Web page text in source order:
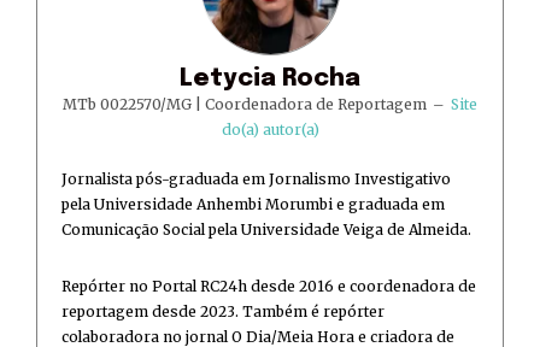
Letycia Rocha
MTb 0022570/MG | Coordenadora de Reportagem – Site
do(a) autor(a)
Jornalista pós-graduada em Jornalismo Investigativo
pela Universidade Anhembi Morumbi e graduada em
Comunicação Social pela Universidade Veiga de Almeida.
Repórter no Portal RC24h desde 2016 e coordenadora de
reportagem desde 2023. Também é repórter
colaboradora no jornal O Dia/Meia Hora e criadora de